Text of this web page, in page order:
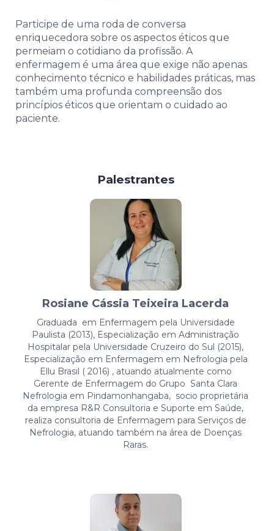
Participe de uma roda de conversa
enriquecedora sobre os aspectos éticos que
permeiam o cotidiano da profissão. A
enfermagem é uma área que exige não apenas
conhecimento técnico e habilidades práticas, mas
também uma profunda compreensão dos
princípios éticos que orientam o cuidado ao
paciente.
Palestrantes
Rosiane Cássia Teixeira Lacerda
Graduada em Enfermagem pela Universidade
Paulista (2013), Especialização em Administração
Hospitalar pela Universidade Cruzeiro do Sul (2015),
Especialização em Enfermagem em Nefrologia pela
Ellu Brasil ( 2016) , atuando atualmente como
Gerente de Enfermagem do Grupo Santa Clara
Nefrologia em Pindamonhangaba, socio proprietária
da empresa R&R Consultoria e Suporte em Saúde,
realiza consultoria de Enfermagem para Serviços de
Nefrologia, atuando também na área de Doenças
Raras.